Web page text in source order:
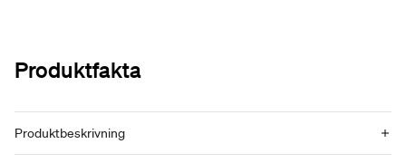
Produktfakta
Produktbeskrivning